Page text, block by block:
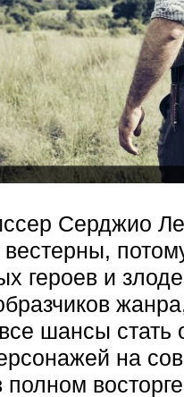
Серджио
героев и
шансы стать
на
полном